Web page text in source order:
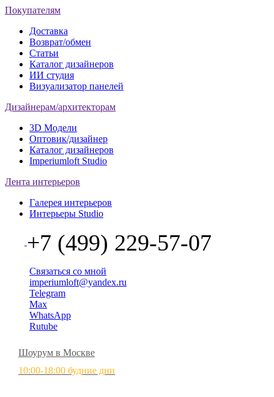
Покупателям
Доставка
Возврат/обмен
Статьи
Каталог дизайнеров
ИИ студия
Визуализатор панелей
Дизайнерам/архитекторам
3D Модели
Оптовик/дизайнер
Каталог дизайнеров
Imperiumloft Studio
Лента интерьеров
Галерея интерьеров
Интерьеры Studio
+7 (499) 229-57-07
Связаться со мной
imperiumloft@yandex.ru
Telegram
Max
WhatsApp
Rutube
Шоурум в Москве
10:00-18:00 будние дни